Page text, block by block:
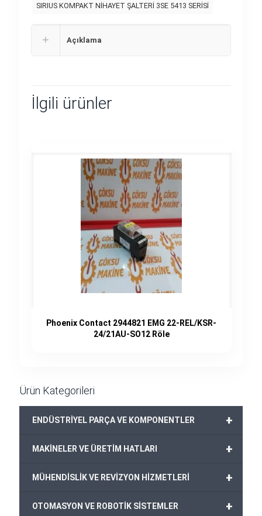
SIRIUS KOMPAKT NİHAYET ŞALTERİ 3SE 5413 SERİSİ
Açıklama
İlgili ürünler
Phoenix Contact 2944821 EMG 22-REL/KSR-
24/21AU-SO12 Röle
Ürün Kategorileri
+
ENDÜSTRİYEL PARÇA VE KOMPONENTLER
+
MAKİNELER VE ÜRETİM HATLARI
+
MÜHENDİSLİK VE REVİZYON HİZMETLERİ
+
OTOMASYON VE ROBOTİK SİSTEMLER